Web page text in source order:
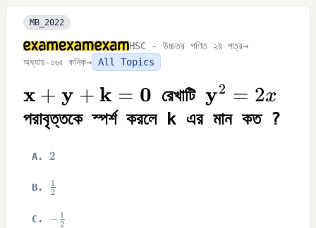
MB_2022
HSC - উচ্চতর গণিত ২য় পত্র→
অধ্যায়-০৬ঃ কনিক→ All Topics
x + y + k = 0 রেখাটি
x
y2 = 2x
পরাবৃত্তকে স্পর্শ করলে k এর মান কত ?
A. 2
2
B.
\FRAC{1}
2
1
C.
-
− 2
1